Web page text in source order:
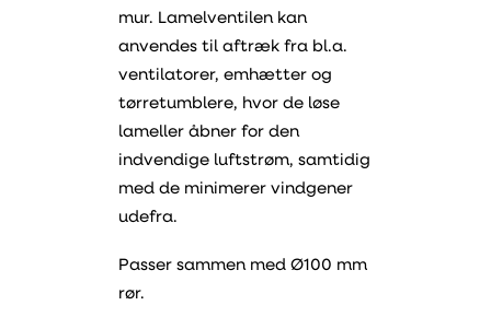
mur. Lamelventilen kan
anvendes til aftræk fra bl.a.
ventilatorer, emhætter og
tørretumblere, hvor de løse
lameller åbner for den
indvendige luftstrøm, samtidig
med de minimerer vindgener
udefra.
Passer sammen med Ø100 mm
rør.